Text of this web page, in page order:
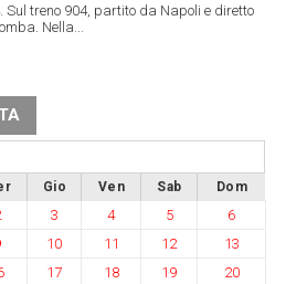
Sul treno 904, partito da Napoli e diretto
Nella...
Gio Ven Sab Dom
3 4 5
6
10 11 12
13
17 18 19
20